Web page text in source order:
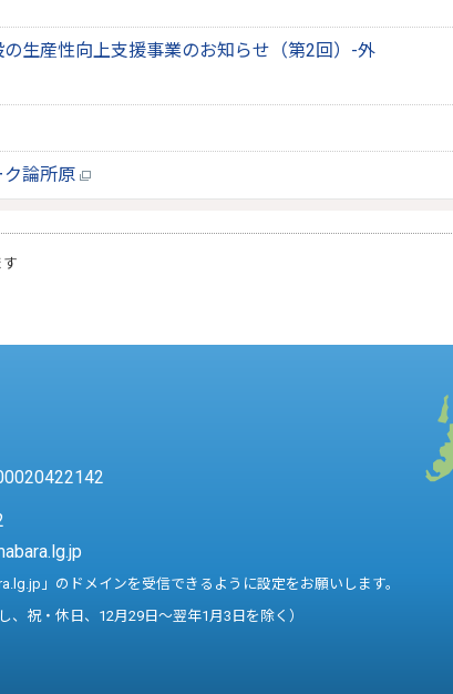
の生産性向上支援事業のお知らせ（第2回）-外
論所原
」のドメインを受信できるように設定をお願いします。
、祝・休日、12月29日～翌年1月3日を除く）